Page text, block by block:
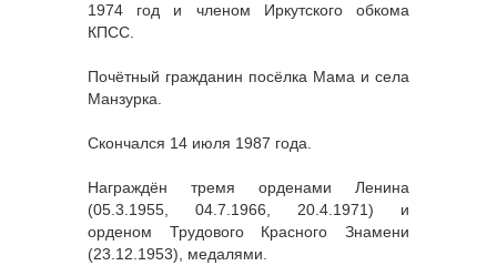
1974 год и членом Иркутского обкома
КПСС.
Почётный гражданин посёлка Мама и села
Манзурка.
Скончался 14 июля 1987 года.
Награждён тремя орденами Ленина
(05.3.1955, 04.7.1966, 20.4.1971) и
орденом Трудового Красного Знамени
(23.12.1953), медалями.